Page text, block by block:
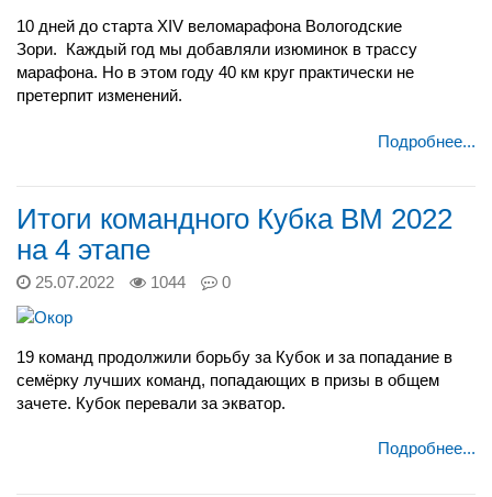
10 дней до старта XIV веломарафона Вологодские
Зори. Каждый год мы добавляли изюминок в трассу
марафона. Но в этом году 40 км круг практически не
претерпит изменений.
Подробнее...
Итоги командного Кубка ВМ 2022
на 4 этапе
25.07.2022 1044 0
19 команд продолжили борьбу за Кубок и за попадание в
семёрку лучших команд, попадающих в призы в общем
зачете. Кубок перевали за экватор.
Подробнее...